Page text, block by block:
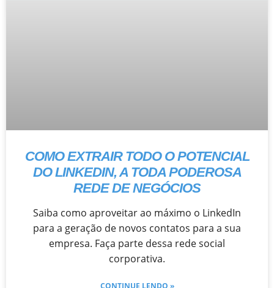
COMO EXTRAIR TODO O POTENCIAL
DO LINKEDIN, A TODA PODEROSA
REDE DE NEGÓCIOS
Saiba como aproveitar ao máximo o LinkedIn
para a geração de novos contatos para a sua
empresa. Faça parte dessa rede social
corporativa.
CONTINUE LENDO »